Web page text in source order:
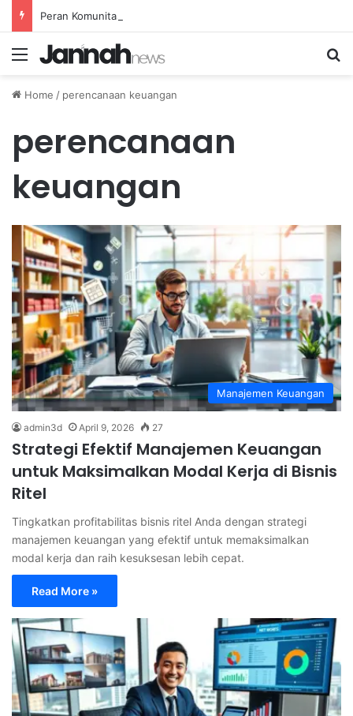
Menu
Home / perencanaan keuangan
perencanaan
keuangan
Manajemen Keuangan
admin3d April 9, 2026 27
Strategi Efektif Manajemen Keuangan
untuk Maksimalkan Modal Kerja di Bisnis
Ritel
Tingkatkan profitabilitas bisnis ritel Anda dengan strategi
manajemen keuangan yang efektif untuk memaksimalkan
modal kerja dan raih kesuksesan lebih cepat.
Read More »